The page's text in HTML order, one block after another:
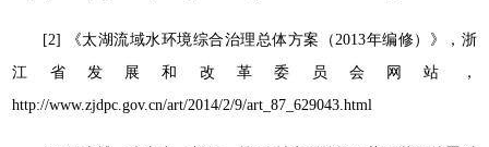
[2] 《太湖流域水环境综合治理总体方案（2013年编修）》，浙
江省发展和改革委员会网站，
http://www.zjdpc.gov.cn/art/2014/2/9/art_87_629043.html